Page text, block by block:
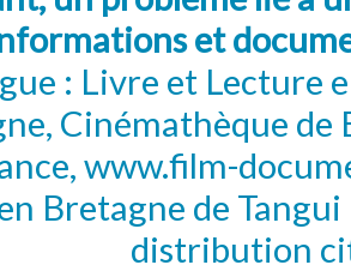
et
: Livre et Lecture
Cinémathèque de
www.film-
Bretagne de
distribution